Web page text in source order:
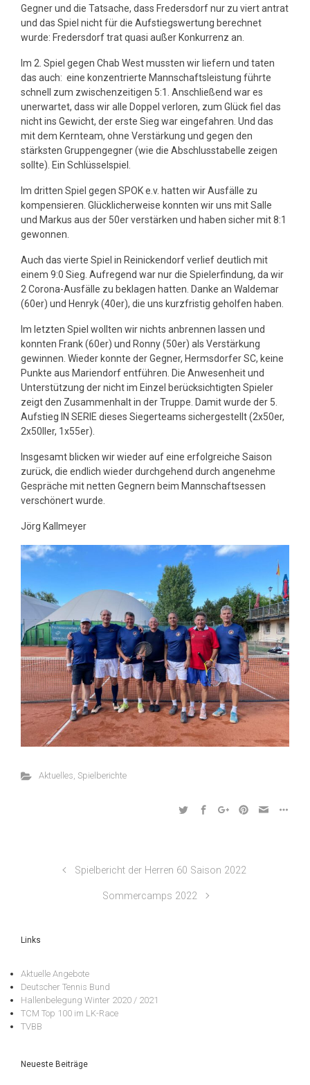
Gegner und die Tatsache, dass Fredersdorf nur zu viert antrat
und das Spiel nicht für die Aufstiegswertung berechnet
wurde: Fredersdorf trat quasi außer Konkurrenz an.
Im 2. Spiel gegen Chab West mussten wir liefern und taten
das auch: eine konzentrierte Mannschaftsleistung führte
schnell zum zwischenzeitigen 5:1. Anschließend war es
unerwartet, dass wir alle Doppel verloren, zum Glück fiel das
nicht ins Gewicht, der erste Sieg war eingefahren. Und das
mit dem Kernteam, ohne Verstärkung und gegen den
stärksten Gruppengegner (wie die Abschlusstabelle zeigen
sollte). Ein Schlüsselspiel.
Im dritten Spiel gegen SPOK e.v. hatten wir Ausfälle zu
kompensieren. Glücklicherweise konnten wir uns mit Salle
und Markus aus der 50er verstärken und haben sicher mit 8:1
gewonnen.
Auch das vierte Spiel in Reinickendorf verlief deutlich mit
einem 9:0 Sieg. Aufregend war nur die Spielerfindung, da wir
2 Corona-Ausfälle zu beklagen hatten. Danke an Waldemar
(60er) und Henryk (40er), die uns kurzfristig geholfen haben.
Im letzten Spiel wollten wir nichts anbrennen lassen und
konnten Frank (60er) und Ronny (50er) als Verstärkung
gewinnen. Wieder konnte der Gegner, Hermsdorfer SC, keine
Punkte aus Mariendorf entführen. Die Anwesenheit und
Unterstützung der nicht im Einzel berücksichtigten Spieler
zeigt den Zusammenhalt in der Truppe. Damit wurde der 5.
Aufstieg IN SERIE dieses Siegerteams sichergestellt (2x50er,
2x50IIer, 1x55er).
Insgesamt blicken wir wieder auf eine erfolgreiche Saison
zurück, die endlich wieder durchgehend durch angenehme
Gespräche mit netten Gegnern beim Mannschaftsessen
verschönert wurde.
Jörg Kallmeyer
Aktuelles, Spielberichte
Spielbericht der Herren 60 Saison 2022
Sommercamps 2022
Links
Aktuelle Angebote
Deutscher Tennis Bund
Hallenbelegung Winter 2020 / 2021
TCM Top 100 im LK-Race
TVBB
Neueste Beiträge